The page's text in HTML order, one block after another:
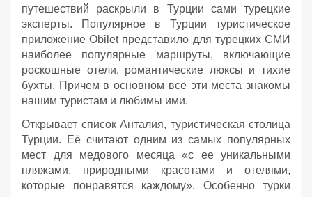
путешествий раскрыли в Турции сами турецкие
эксперты. Популярное в Турции туристическое
приложение Obilet представило для турецких СМИ
наиболее популярные маршруты, включающие
роскошные отели, романтические люксы и тихие
бухты. Причем в основном все эти места знакомы
нашим туристам и любимы ими.
Открывает список Анталия, туристическая столица
Турции. Её считают одним из самых популярных
мест для медового месяца «с ее уникальными
пляжами, природными красотами и отелями,
которые понравятся каждому». Особенно турки